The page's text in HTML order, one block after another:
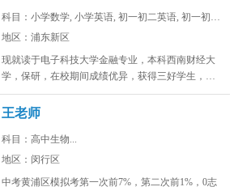
科目：小学数学, 小学英语, 初一初二英语, 初一初二...
地区：浦东新区
现就读于电子科技大学金融专业，本科西南财经大
学，保研，在校期间成绩优异，获得三好学生，英
语四级证书，英语六级证书，英语六...
王老师
科目：高中生物...
地区：闵行区
中考黄浦区模拟考第一次前7%，第二次前1%，0志